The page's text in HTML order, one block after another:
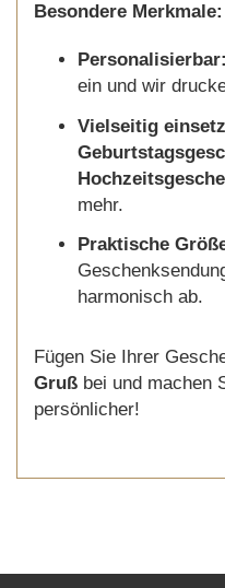
Besondere Merkmale:
Personalisierbar:
ein und wir
Vielseitig
mehr.
Praktische
harmonisch ab.
Fügen Sie Ihrer
Gruß bei und machen
persönlicher!